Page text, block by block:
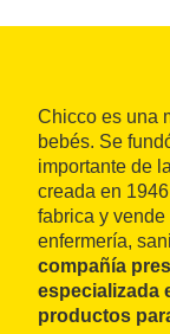
Chicco es una
bebés. Se
importante de
creada en
fabrica y
enfermería,
compañía
especializada
productos